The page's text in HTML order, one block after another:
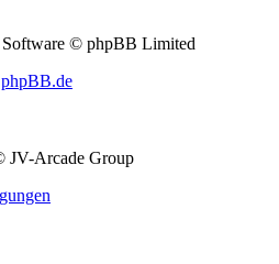
© phpBB Limited
phpBB.de
JV-Arcade Group